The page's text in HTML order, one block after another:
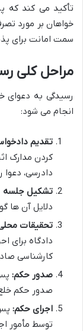
تأکید می کند که
خواهان بر مورد
سمت امانت برای
مراحل کلی
رسیدگی به دعوای
انجام می شود:
تقدیم
کردن مدارک
دادرسی،
تشکیل جلسه
دلایل آن ها
تحقیقات
دادگاه برای
کارشناسی
صدور حکم:
صدور حکم
اجرای حکم:
توسط مأمور